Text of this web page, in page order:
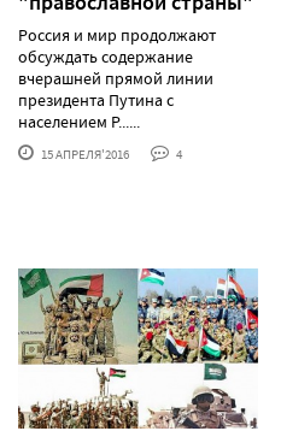
Россия и мир продолжают
обсуждать содержание
вчерашней прямой линии
президента Путина с
населением Р......
15 АПРЕЛЯ'2016 4